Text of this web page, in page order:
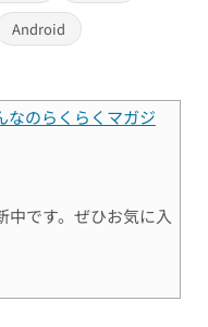
Android
なのらくらくマガジ
中です。ぜひお気に入